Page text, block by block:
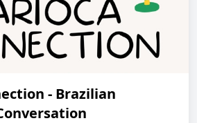
- Brazilian